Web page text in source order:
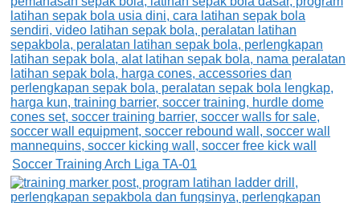
Soccer Training Arch Liga TA-01